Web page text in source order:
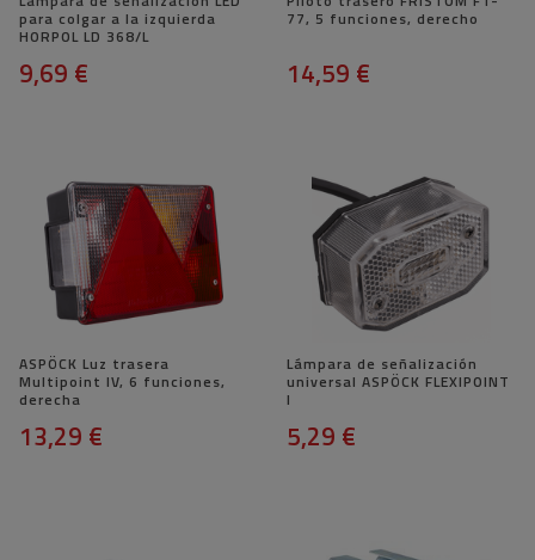
para colgar a la izquierda
HORPOL LD 368/L
9,69 €
77, 5 funciones, derecho
14,59 €
ASPÖCK Luz trasera
Multipoint IV, 6 funciones,
derecha
13,29 €
Lámpara de señalización
universal ASPÖCK FLEXIPOINT
I
5,29 €